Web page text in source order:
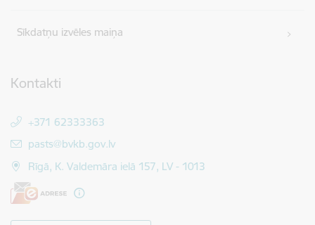
Sīkdatņu izvēles maiņa
Kontakti
+371 62333363
E-pasts:
pasts@bvkb.gov.lv
Rīgā, K. Valdemāra ielā 157, LV - 1013